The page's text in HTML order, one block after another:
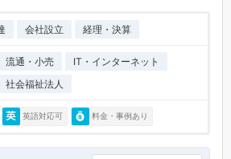
会社設立 経理・決算
流通・小売
IT・インターネット
社会福祉法人
英語対応可 料金・事例あり